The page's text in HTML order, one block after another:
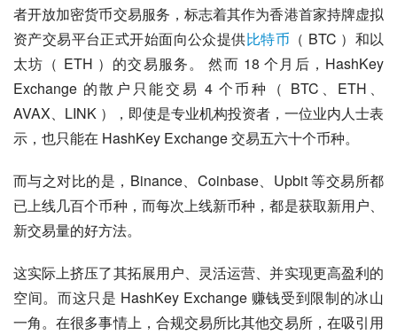
者开放加密货币交易服务，标志着其作为香港首家持牌虚拟
资产交易平台正式开始面向公众提供比特币 （ BTC ）和以
太坊（ ETH ）的交易服务。 然而 18 个月后，HashKey
Exchange 的散户只能交易 4 个币种（ BTC、ETH、
AVAX、LINK ），即使是专业机构投资者，一位业内人士表
示，也只能在 HashKey Exchange 交易五六十个币种。
而与之对比的是，Binance、Coinbase、Upbit 等交易所都
已上线几百个币种，而每次上线新币种，都是获取新用户、
新交易量的好方法。
这实际上挤压了其拓展用户、灵活运营、并实现更高盈利的
空间。而这只是 HashKey Exchange 赚钱受到限制的冰山
一角。在很多事情上，合规交易所比其他交易所，在吸引用